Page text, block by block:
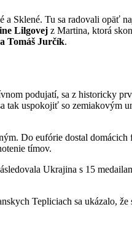
Sklené. Tu sa radovali opäť
Lilgovej z Martina, ktorá
Tomáš Jurčík.
podujatí, sa z historicky
tak uspokojiť so zemiakovým
Do eufórie dostal domácich
tímov.
Ukrajina s 15
Tepliciach sa ukázalo,